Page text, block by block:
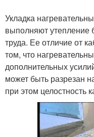
Укладка
выполняют утепление
труда. Ее отличие от
том, что
дополнительных
может быть разрезан
при этом целостность